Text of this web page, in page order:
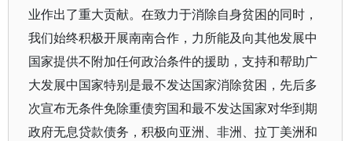
业作出了重大贡献。在致力于消除自身贫困的同时，
我们始终积极开展南南合作，力所能及向其他发展中
国家提供不附加任何政治条件的援助，支持和帮助广
大发展中国家特别是最不发达国家消除贫困，先后多
次宣布无条件免除重债穷国和最不发达国家对华到期
政府无息贷款债务，积极向亚洲、非洲、拉丁美洲和